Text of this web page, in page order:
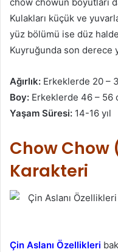
Kulakları küçük ve
yüz bölümü ise düz
Kuyruğunda son derece
Ağırlık: Erkeklerde 20 –
Boy: Erkeklerde 46 – 56
Yaşam Süresi: 14-16 yıl
Chow Chow
Karakteri
Çin Aslanı Özellikleri